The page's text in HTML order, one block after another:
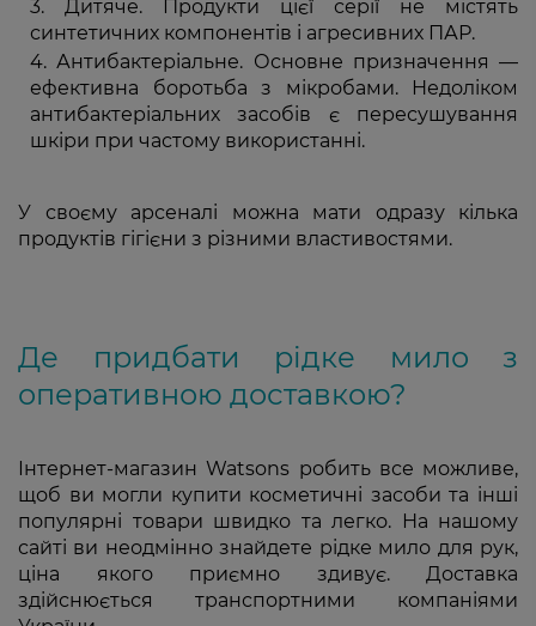
Дитяче. Продукти цієї серії не містять
синтетичних компонентів і агресивних ПАР.
Антибактеріальне. Основне призначення —
ефективна боротьба з мікробами. Недоліком
антибактеріальних засобів є пересушування
шкіри при частому використанні.
У своєму арсеналі можна мати одразу кілька
продуктів гігієни з різними властивостями.
Де придбати рідке мило з
оперативною доставкою?
Інтернет-магазин Watsons робить все можливе,
щоб ви могли купити косметичні засоби та інші
популярні товари швидко та легко. На нашому
сайті ви неодмінно знайдете рідке мило для рук,
ціна якого приємно здивує. Доставка
здійснюється транспортними компаніями